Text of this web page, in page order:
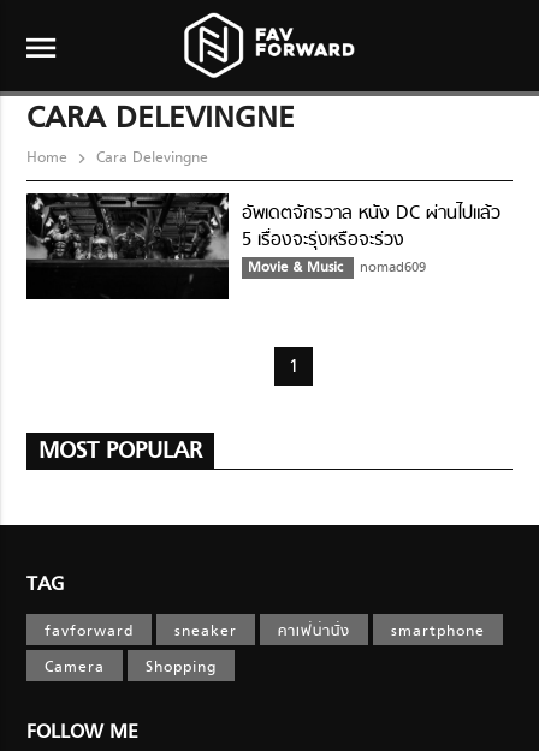
menu
CARA DELEVINGNE
Home Cara Delevingne
อัพเดตจักรวาล หนัง DC ผ่านไปแล้ว
5 เรื่องจะรุ่งหรือจะร่วง
Movie & Music nomad609
1
MOST POPULAR
TAG
favforward sneaker คาเฟ่น่านั่ง
smartphone
Camera
Shopping
FOLLOW ME